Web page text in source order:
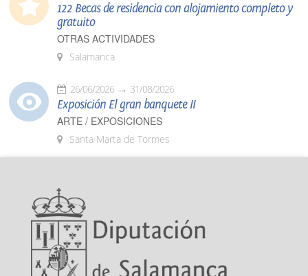
122 Becas de residencia con alojamiento completo y
gratuito
OTRAS ACTIVIDADES
Salamanca
26/06/2026 31/08/2026
Exposición El gran banquete II
ARTE / EXPOSICIONES
Santa Marta de Tormes